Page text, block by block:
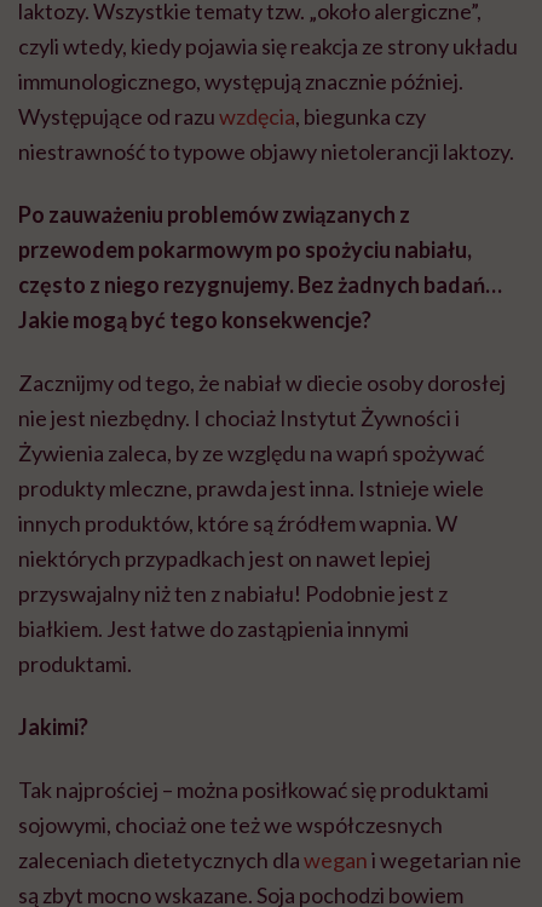
laktozy. Wszystkie tematy tzw. „około alergiczne”,
czyli wtedy, kiedy pojawia się reakcja ze strony układu
immunologicznego, występują znacznie później.
Występujące od razuwzdęcia, biegunka czy
niestrawność to typowe objawy nietolerancji laktozy.
Po zauważeniu problemów związanych z
przewodem pokarmowym po spożyciu nabiału,
często z niego rezygnujemy. Bez żadnych badań…
Jakie mogą być tego konsekwencje?
Zacznijmy od tego, że nabiał w diecie osoby dorosłej
nie jest niezbędny. I chociaż Instytut Żywności i
Żywienia zaleca, by ze względu na wapń spożywać
produkty mleczne, prawda jest inna. Istnieje wiele
innych produktów, które są źródłem wapnia. W
niektórych przypadkach jest on nawet lepiej
przyswajalny niż ten z nabiału! Podobnie jest z
białkiem. Jest łatwe do zastąpienia innymi
produktami.
Jakimi?
Tak najprościej – można posiłkować się produktami
sojowymi, chociaż one też we współczesnych
zaleceniach dietetycznych dlawegani wegetarian nie
są zbyt mocno wskazane. Soja pochodzi bowiem